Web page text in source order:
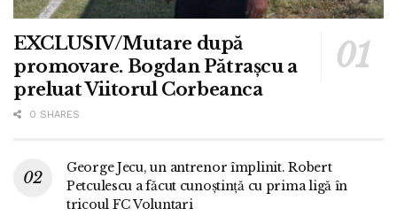
EXCLUSIV/Mutare după
promovare. Bogdan Pătrașcu a
preluat Viitorul Corbeanca
0 SHARES
George Jecu, un antrenor împlinit. Robert
Petculescu a făcut cunoștință cu prima ligă în
tricoul FC Voluntari